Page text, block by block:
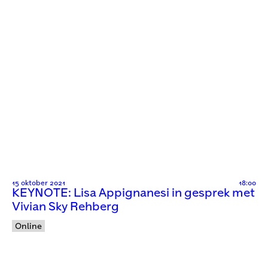
15 oktober 2021 18:00
KEYNOTE: Lisa Appignanesi in gesprek met
Vivian Sky Rehberg
Online